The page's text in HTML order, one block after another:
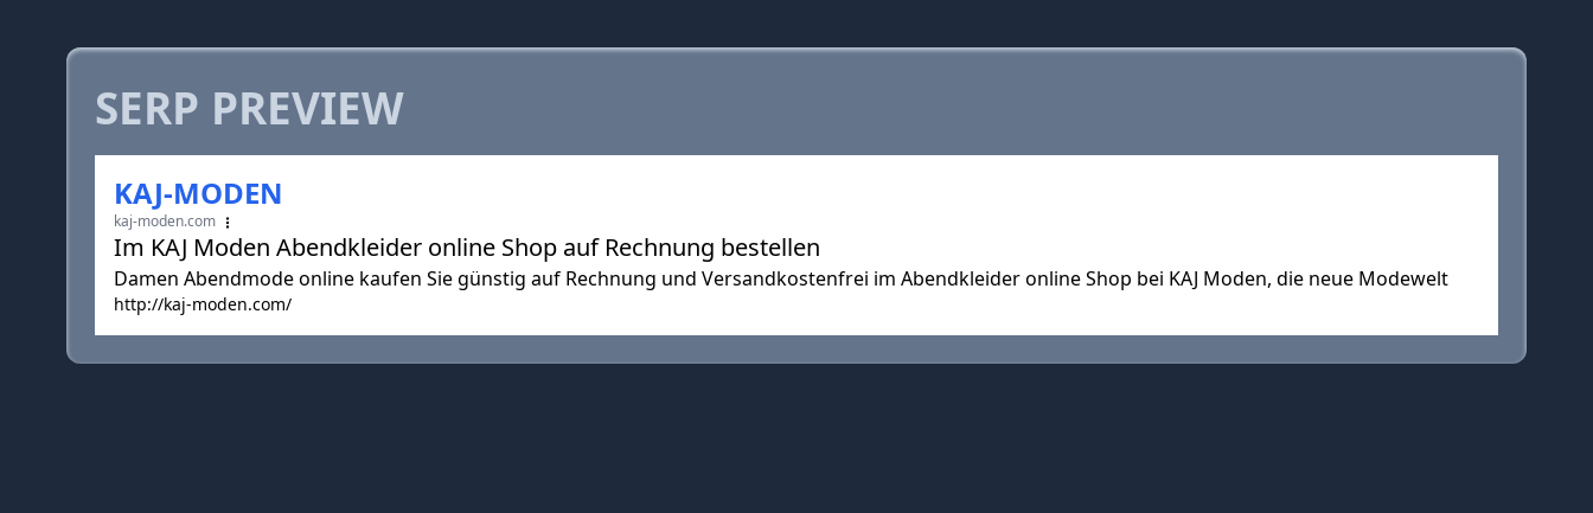
SERP PREVIEW
KAJ-MODEN
kaj-moden.com
Im KAJ Moden Abendkleider online Shop auf Rechnung bestellen
Damen Abendmode online kaufen Sie günstig auf Rechnung und Versandkostenfrei im Abendkleider online Shop bei KAJ Moden, die neue Modewelt
http://kaj-moden.com/